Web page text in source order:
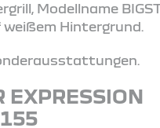
EXPRESSION